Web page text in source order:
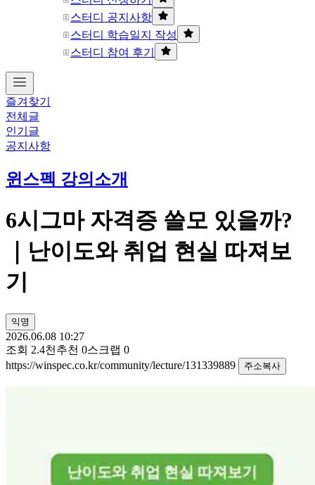
스터디 공지사항
스터디 학습일지 작성
스터디 참여 후기
즐겨찾기
전체글
인기글
공지사항
윈스펙 강의소개
6시그마 자격증 쓸모 있을까?
｜난이도와 취업 현실 따져보
기
익명
2026.06.08 10:27
조회 2.4천 추천 0스크랩 0
https://winspec.co.kr/community/lecture/131339889
주소복사